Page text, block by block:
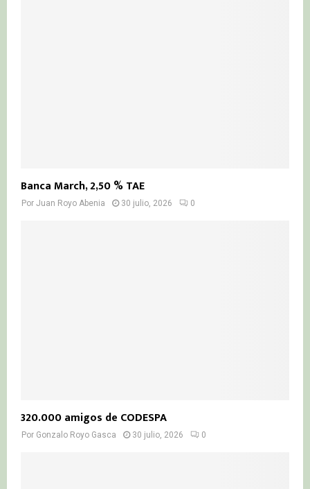
Banca March, 2,50 % TAE
Por Juan Royo Abenia 30 julio, 2026 0
320.000 amigos de CODESPA
Por Gonzalo Royo Gasca 30 julio, 2026 0